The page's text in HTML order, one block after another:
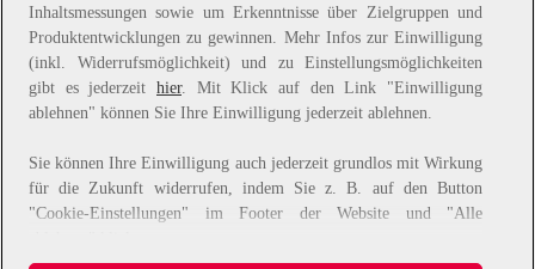
Inhaltsmessungen sowie um Erkenntnisse über Zielgruppen und
Produktentwicklungen zu gewinnen. Mehr Infos zur Einwilligung
(inkl. Widerrufsmöglichkeit) und zu Einstellungsmöglichkeiten
gibt es jederzeit hier. Mit Klick auf den Link "Einwilligung
ablehnen" können Sie Ihre Einwilligung jederzeit ablehnen.
Sie können Ihre Einwilligung auch jederzeit grundlos mit Wirkung
für die Zukunft widerrufen, indem Sie z. B. auf den Button
"Cookie-Einstellungen" im Footer der Website und "Alle